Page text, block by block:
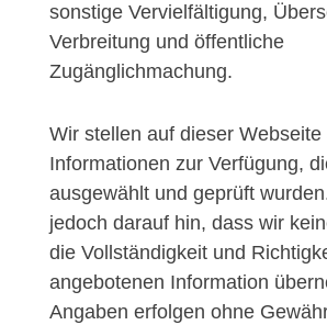
sonstige Vervielfältigung,
Verbreitung und öffentliche
Zugänglichmachung.
Wir stellen auf dieser
Informationen zur Verfügung,
ausgewählt und geprüft
jedoch darauf hin, dass wir
die Vollständigkeit und
angebotenen Information
Angaben erfolgen ohne